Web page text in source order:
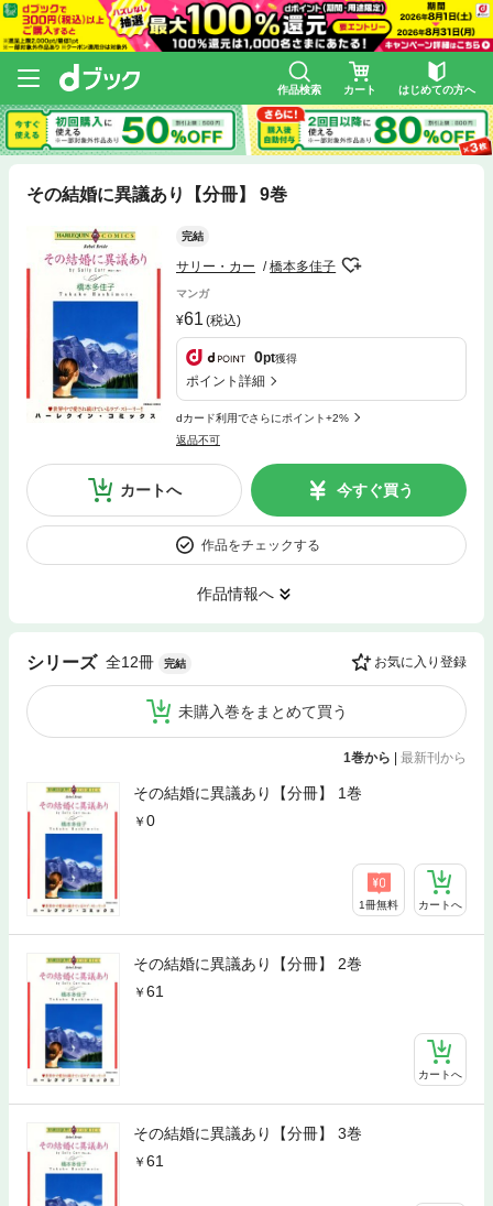
作品検索 カート はじめての方へ
その結婚に異議あり【分冊】 9巻
完結
サリー・カー 橋本多佳子
マンガ
61 (税込)
0pt獲得
ポイント詳細
dカード利用でさらにポイント+2%
返品不可
カートへ 今すぐ買う
作品をチェックする
作品情報へ
シリーズ 全12冊 完結 お気に入り登録
未購入巻をまとめて買う
1巻から 最新刊から
その結婚に異議あり【分冊】 1巻
0
1冊無料 カートへ
その結婚に異議あり【分冊】 2巻
61
カートへ
その結婚に異議あり【分冊】 3巻
61